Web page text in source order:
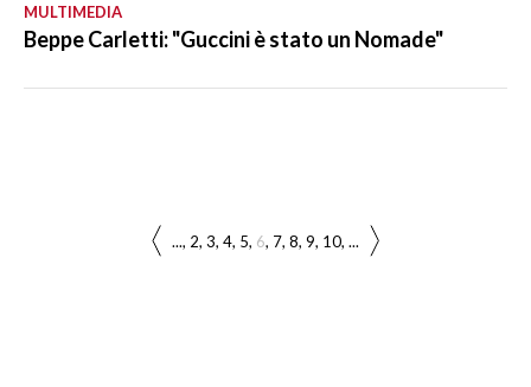
MULTIMEDIA
Beppe Carletti: "Guccini è stato un Nomade"
... 2 3 4 5 6 7 8 9 10 ...